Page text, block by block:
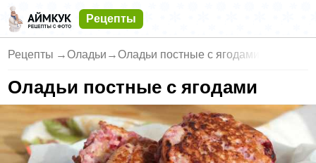
Рецепты
Рецепты →Оладьи →Оладьи постные с ягодами
Оладьи постные с ягодами